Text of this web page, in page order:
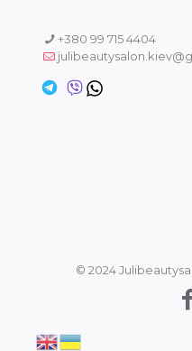
+380 99 715 4404
© 2024